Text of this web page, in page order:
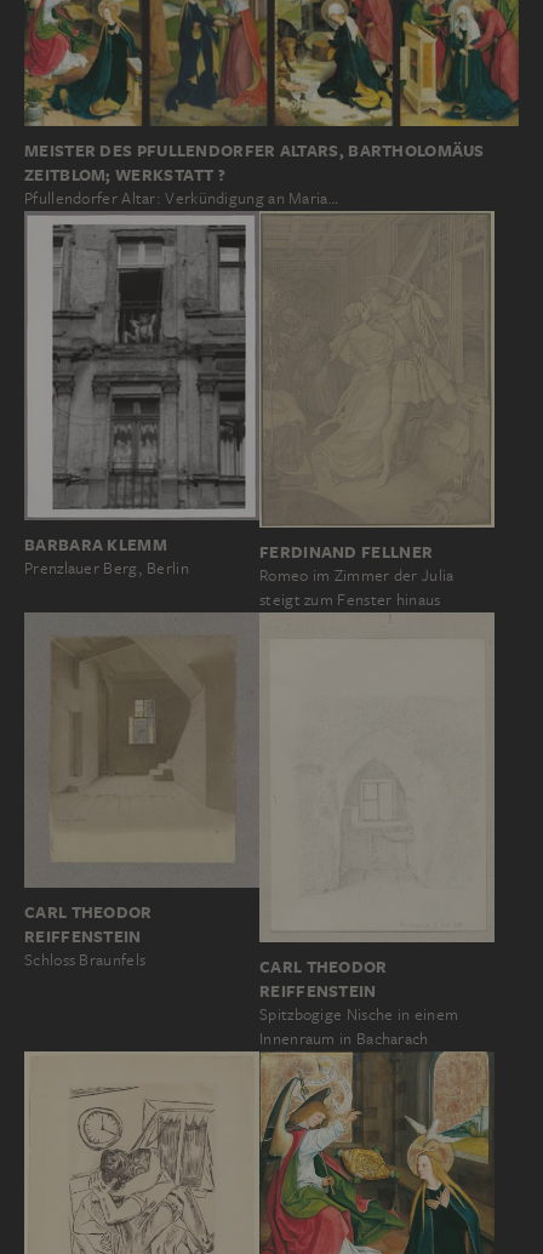
MEISTER DES PFULLENDORFER ALTARS, BARTHOLOMÄUS
ZEITBLOM; WERKSTATT ?
Pfullendorfer Altar: Verkündigung an Maria…
BARBARA KLEMM
Prenzlauer Berg, Berlin
FERDINAND FELLNER
Romeo im Zimmer der Julia
steigt zum Fenster hinaus
CARL THEODOR
REIFFENSTEIN
Schloss Braunfels
CARL THEODOR
REIFFENSTEIN
Spitzbogige Nische in einem
Innenraum in Bacharach